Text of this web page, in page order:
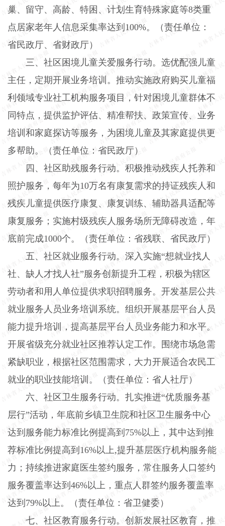
巢、留守、高龄、特困、计划生育特殊家庭等8类重
点居家老年人信息采集率达到 100%。（责任单位：
省民政厅、省财政厅）
三、社区困境儿童关爱服务行动。 选优配强儿童
主任，定期开展业务培训。推动实施政府购买儿童福
利领域专业社工机构服务项目，针对困境儿童群体不
同特点，提供监护评估、精准帮扶、政策宣传、业务
培训和家庭探访等服务，为困境儿童及其家庭提供更
多帮助。（责任单位：省民政厅）
四、社区助残服务行动。 积极推动残疾人托养和
照护服务，每年为10万名有康复需求的持证残疾人和
残疾儿童提供医疗康复、康复训练、辅助器具适配等
康复服务；实施村级残疾人服务场所无障碍改造，年
底前完成1000个。（责任单位：省残联、省民政厅）
五、社区就业服务行动。 深入实施“想就业找人
社、缺人才找人社”服务创新提升工程，积极为辖区
劳动者和用人单位提供求职招聘服务。开发基层公共
就业服务人员业务培训系统。组织开展基层平台人员
能力提升培训，提高基层平台人员业务能力和水平。
开展省级充分就业社区推荐认定工作。围绕市场急需
紧缺职业，根据社区范围需求，大力开展适合农民工
就业的职业技能培训。（责任单位：省人社厅）
六、社区卫生服务行动。 扎实推进“优质服务基
层行”活动，年底前乡镇卫生院和社区卫生服务中心
达到服务能力标准比例提高到 75%以上，其中达到推
荐标准比例提高到 16%以上,提升基层医疗机构服务能
力；持续推进家庭医生签约服务，常住服务人口签约
服务覆盖率达到 46%以上，重点人群签约服务覆盖率
达到 79%以上。（责任单位：省卫健委）
七、社区教育服务行动。 创新发展社区教育，推